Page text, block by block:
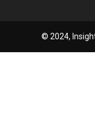
© 2024,